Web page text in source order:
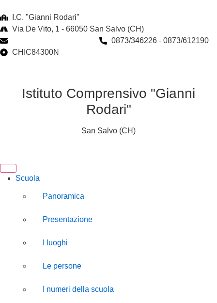
I.C. "Gianni Rodari"
Via De Vito, 1 - 66050 San Salvo (CH)
0873/346226 - 0873/612190
CHIC84300N
Istituto Comprensivo "Gianni
Rodari"
San Salvo (CH)
Scuola
Panoramica
Presentazione
I luoghi
Le persone
I numeri della scuola